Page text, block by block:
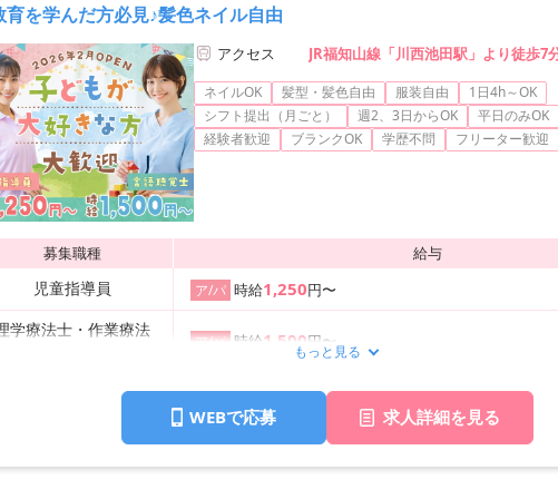
育を学んだ方必見♪髪色ネイル自由
アクセス JR福知山線「川西池田駅」より徒歩7
ネイルOK 髪型・髪色自由 服装自由
1日4h～OK
シフト提出（月ごと）
週2、3日からOK 平日のみOK
経験者歓迎
ブランクOK 学歴不問 フリーター歓迎
募集職種 給与
児童指導員 ア/パ 時給1,250円〜
学療法士・作業療法
ア/パ 時給1,500円〜
ア/パ 時給1,150円〜
もっと見る
WEBで応募 求人詳細を見る